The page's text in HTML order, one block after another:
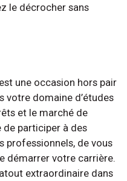
le décrocher sans
une occasion hors pair
votre domaine d’études
et le marché de
de participer à des
professionnels, de vous
démarrer votre carrière.
extraordinaire dans